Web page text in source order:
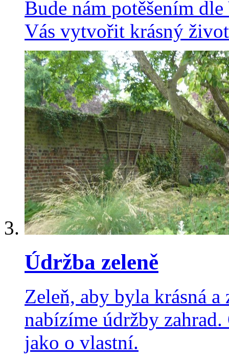
Bude nám potěšením
Vás vytvořit krásný
Údržba zeleně
Zeleň, aby byla krásná
nabízíme údržby zahrad.
jako o vlastní.